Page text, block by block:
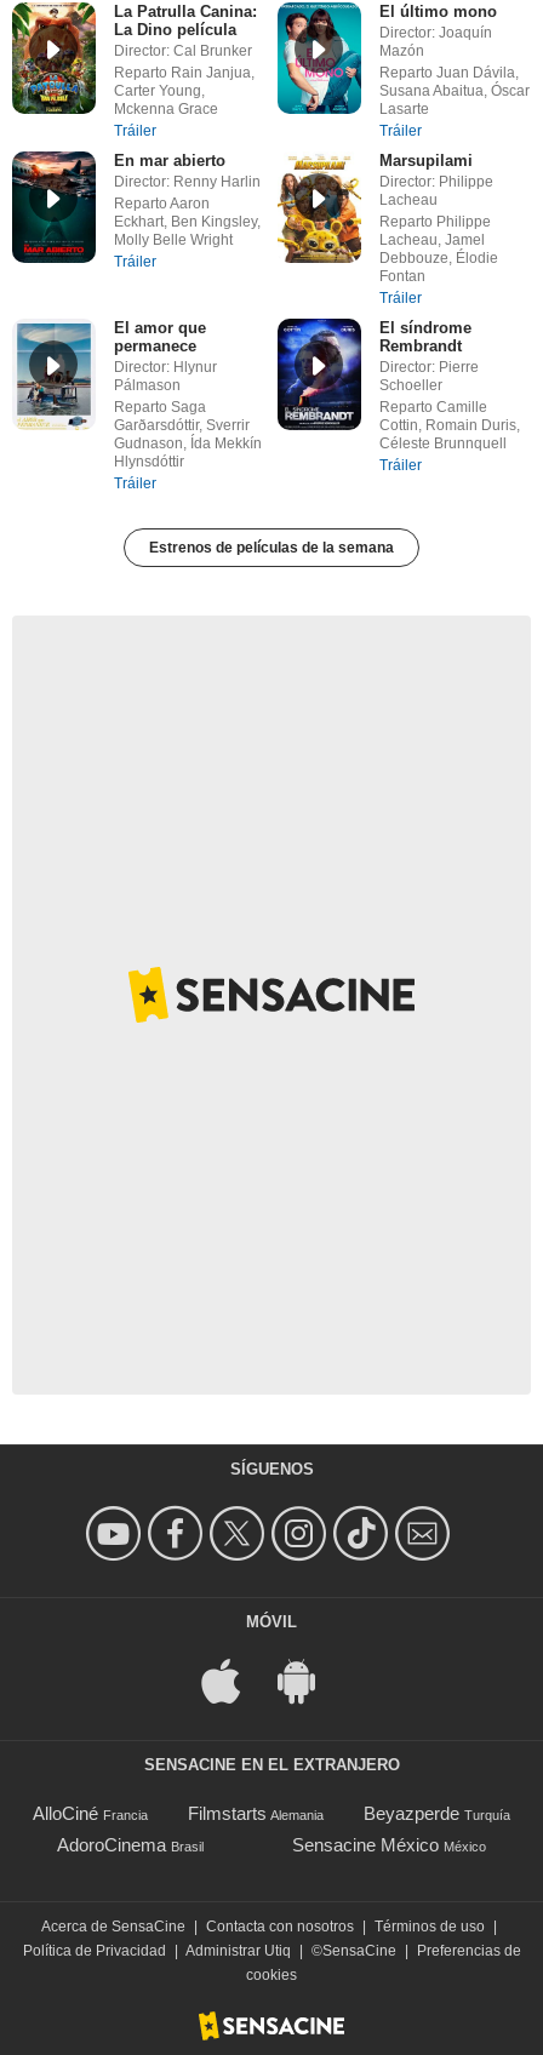
La Patrulla Canina:
La Dino película
Director: Cal Brunker
Reparto Rain Janjua,
Carter Young,
Mckenna Grace
Tráiler
El último mono
Director: Joaquín
Mazón
Reparto Juan Dávila,
Susana Abaitua, Óscar
Lasarte
Tráiler
En mar abierto
Director: Renny Harlin
Reparto Aaron
Eckhart, Ben Kingsley,
Molly Belle Wright
Tráiler
Marsupilami
Director: Philippe
Lacheau
Reparto Philippe
Lacheau, Jamel
Debbouze, Élodie
Fontan
Tráiler
El amor que
permanece
Director: Hlynur
Pálmason
Reparto Saga
Garðarsdóttir, Sverrir
Gudnason, Ída Mekkín
Hlynsdóttir
Tráiler
El síndrome
Rembrandt
Director: Pierre
Schoeller
Reparto Camille
Cottin, Romain Duris,
Céleste Brunnquell
Tráiler
Estrenos de películas de la semana
SÍGUENOS
MÓVIL
SENSACINE EN EL EXTRANJERO
AlloCiné Francia Filmstarts Alemania Beyazperde Turquía
AdoroCinema Brasil Sensacine México México
Acerca de SensaCine | Contacta con nosotros | Términos de uso |
Política de Privacidad
| Administrar Utiq | ©SensaCine |
Preferencias de
cookies